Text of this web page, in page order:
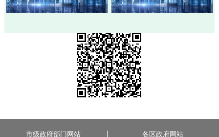
20260730-丰台新闻
20260728-丰台新闻
20260724-丰台新闻
市级政府部门网站 各区政府网站